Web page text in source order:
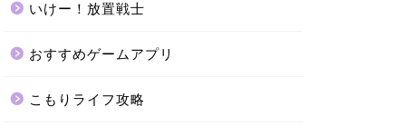
いけー！放置戦士
おすすめゲームアプリ
こもりライフ攻略